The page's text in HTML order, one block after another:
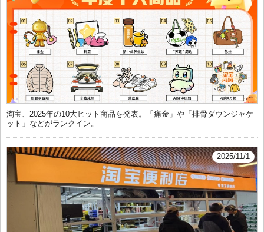
淘宝、2025年の10大ヒット商品を発表。「痛金」や「排骨ダウンジャケ
ット」などがランクイン。
2025/11/1